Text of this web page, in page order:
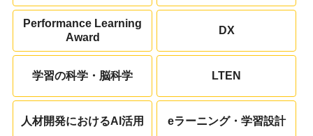
Performance Learning
Award
DX
学習の科学・脳科学 LTEN
人材開発におけるAI活用 eラーニング・学習設計